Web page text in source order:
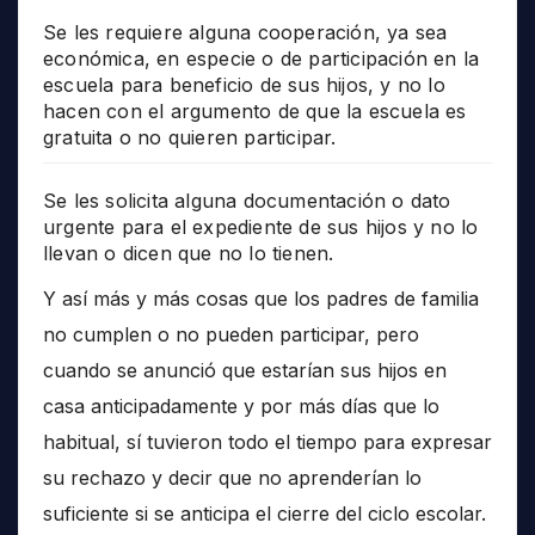
Se les requiere alguna cooperación, ya sea
económica, en especie o de participación en la
escuela para beneficio de sus hijos, y no lo
hacen con el argumento de que la escuela es
gratuita o no quieren participar.
Se les solicita alguna documentación o dato
urgente para el expediente de sus hijos y no lo
llevan o dicen que no lo tienen.
Y así más y más cosas que los padres de familia
no cumplen o no pueden participar, pero
cuando se anunció que estarían sus hijos en
casa anticipadamente y por más días que lo
habitual, sí tuvieron todo el tiempo para expresar
su rechazo y decir que no aprenderían lo
suficiente si se anticipa el cierre del ciclo escolar.